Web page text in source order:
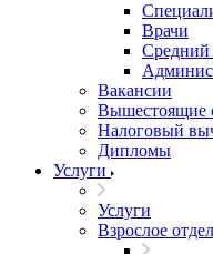
Врачи
Средний
Вакансии
Вышестоящие
Налоговый
Дипломы
Услуги
Услуги
Взрослое